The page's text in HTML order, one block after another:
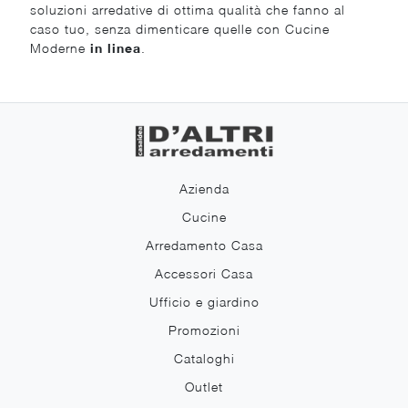
soluzioni arredative di ottima qualità che fanno al
caso tuo, senza dimenticare quelle con Cucine
Modernein linea.
Azienda
Cucine
Arredamento Casa
Accessori Casa
Ufficio e giardino
Promozioni
Cataloghi
Outlet